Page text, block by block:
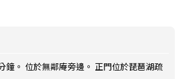
鐘。 位於無鄰庵旁邊。 正門位於琵琶湖疏